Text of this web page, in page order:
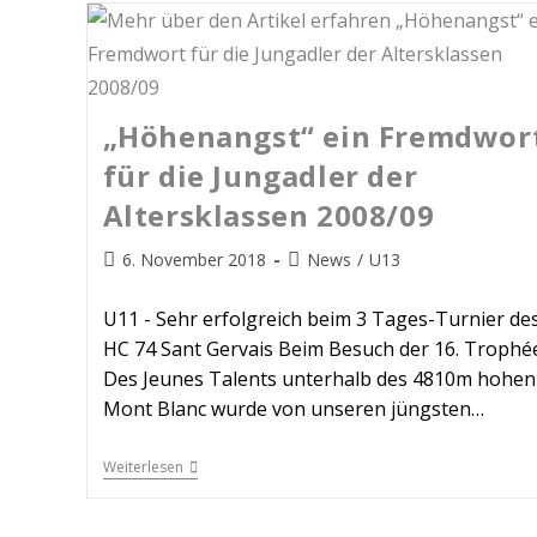
„Höhenangst“ ein
für die Jungadler der
Altersklassen 2008/09
6. November 2018 News / U13
U11 - Sehr erfolgreich beim 3 Tages-Turnier
HC 74 Sant Gervais Beim Besuch der 16.
Des Jeunes Talents unterhalb des 4810m hohen
Mont Blanc wurde von unseren jüngsten…
Weiterlesen